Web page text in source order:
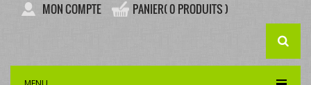
MON COMPTE PANIER( 0 PRODUITS )